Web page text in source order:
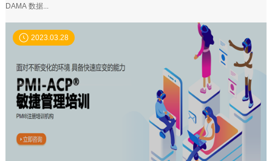
DAMA 数据...
2023.03.28